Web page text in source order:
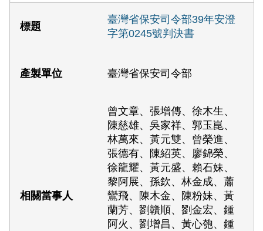
臺灣省保安司令部39年安澄
字第0245號判決書
臺灣省保安司令部
曾文章、張增傳、徐木生、
陳慈雄、吳家祥、郭玉崑、
林萬來、黃元雙、曾榮進、
張德有、陳紹英、廖錦榮、
徐龍耀、黃元盛、賴石妹、
黎阿展、孫欽、林金成、蕭
鸞飛、陳木金、陳粉妹、黃
蘭芳、劉贛順、劉金宏、鍾
阿火、劉增昌、黃心匏、鍾